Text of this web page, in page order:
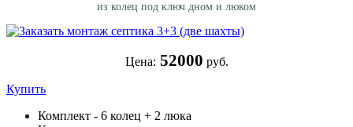
из колец под ключ дном и люком
Цена: 52000 руб.
Купить
Комплект - 6 колец + 2 люка